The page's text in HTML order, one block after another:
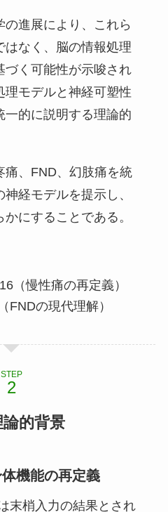
の進展により、これら
はなく、脳の情報処理
づく可能性が示唆され
理モデルと神経可塑性
一的に説明する理論的
痛、FND、幻肢痛を統
経モデルを提示し、
にすることである。
（慢性痛の再定義）
FNDの現代理解）
STEP
的背景
機能の再定義
末梢入力の結果とされ